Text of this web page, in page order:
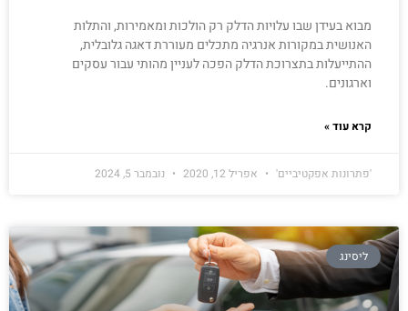
מבוא בעידן שבו עלויות הדלק רק הולכות ומאמירות, והתלות
האנושית במקורות אנרגיה מתכלים מעוררת דאגה גלובלית,
ההתייעלות בתצרוכת הדלק הפכה לעניין מהותי עבור עסקים
וארגונים.
קרא עוד »
'פתרונות אפקטיביים' אפריל 12, 2020 נובמבר 5, 2024
ליסינג